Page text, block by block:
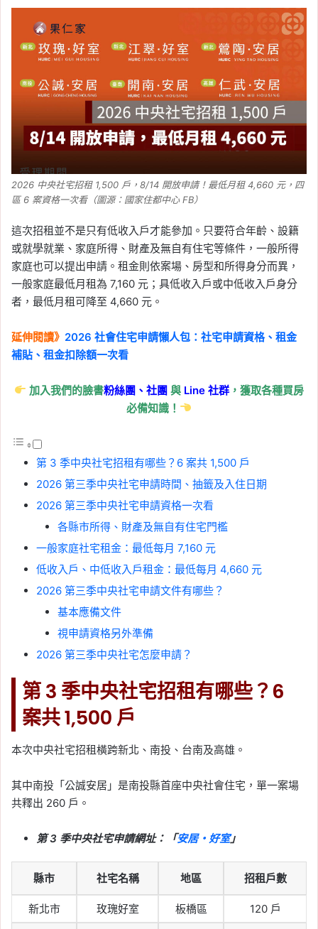
2026 中央社宅招租 1,500 戶，8/14 開放申請！最低月租 4,660 元，四
區 6 案資格一次看（圖源：國家住都中心 FB）
這次招租並不是只有低收入戶才能參加。只要符合年齡、設籍
或就學就業、家庭所得、財產及無自有住宅等條件，一般所得
家庭也可以提出申請。租金則依案場、房型和所得身分而異，
一般家庭最低月租為 7,160 元；具低收入戶或中低收入戶身分
者，最低月租可降至 4,660 元。
延伸閱讀》 2026 社會住宅申請懶人包：社宅申請資格、租金
補貼、租金扣除額一次看
加入我們的臉書粉絲團、社團與 Line社群 ，獲取各種買房
必備知識！
第 3 季中央社宅招租有哪些？6 案共 1,500 戶
2026 第三季中央社宅申請時間、抽籤及入住日期
2026 第三季中央社宅申請資格一次看
各縣市所得、財產及無自有住宅門檻
一般家庭社宅租金：最低每月 7,160 元
低收入戶、中低收入戶租金：最低每月 4,660 元
2026 第三季中央社宅申請文件有哪些？
基本應備文件
視申請資格另外準備
2026 第三季中央社宅怎麼申請？
第 3 季中央社宅招租有哪些？6
案共 1,500 戶
本次中央社宅招租橫跨新北、南投、台南及高雄。
其中南投「公誠安居」是南投縣首座中央社會住宅，單一案場
共釋出 260 戶。
第 3 季中央社宅申請網址：「安居・好室」
縣市 社宅名稱 地區 招租戶數
新北市 玫瑰好室 板橋區 120 戶